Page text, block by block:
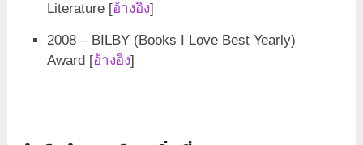
Literature [อ้างอิง]
2008 – BILBY (Books I Love Best Yearly)
Award [อ้างอิง]